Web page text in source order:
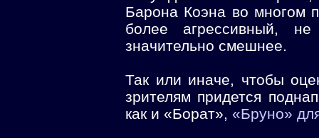
Барона Коэна во многом
более агрессивный,
значительно смешнее.
Так или иначе, чтобы
зрителям придется
как и «Борат», «Бруно»